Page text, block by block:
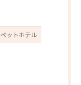
ペットホテル